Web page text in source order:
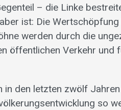
– die Linke
ist: Die
werden durch die
öffentlichen Verkehr und
in den letzten zwölf
so